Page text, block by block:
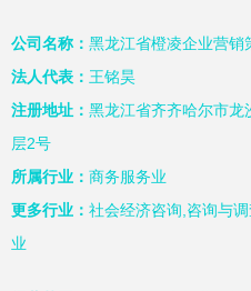
公司名称： 黑龙江省橙凌企业营销
法人代表： 王铭昊
注册地址： 黑龙江省齐齐哈尔市龙
层2号
所属行业： 商务服务业
更多行业： 社会经济咨询,咨询与
业